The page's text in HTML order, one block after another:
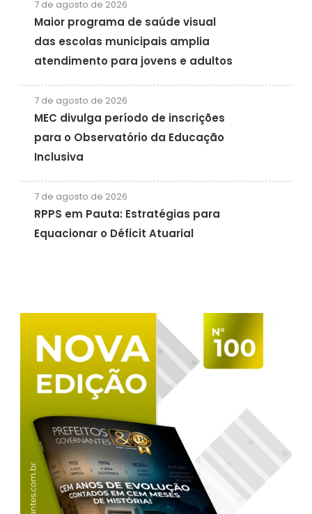
7 de agosto de 2026
Maior programa de saúde visual
das escolas municipais amplia
atendimento para jovens e adultos
7 de agosto de 2026
MEC divulga período de inscrições
para o Observatório da Educação
Inclusiva
7 de agosto de 2026
RPPS em Pauta: Estratégias para
Equacionar o Déficit Atuarial